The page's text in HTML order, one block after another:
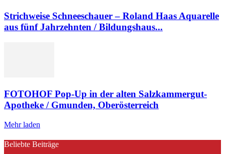
Strichweise Schneeschauer – Roland Haas Aquarelle
aus fünf Jahrzehnten / Bildungshaus...
FOTOHOF Pop-Up in der alten Salzkammergut-
Apotheke / Gmunden, Oberösterreich
Mehr laden
Beliebte Beiträge